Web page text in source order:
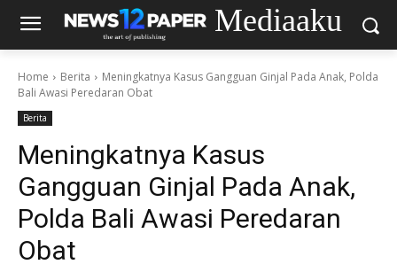
Mediaaku
Home Berita
Meningkatnya Kasus Gangguan Ginjal Pada Anak, Polda
Bali Awasi Peredaran Obat
Berita
Meningkatnya Kasus
Gangguan Ginjal Pada Anak,
Polda Bali Awasi Peredaran
Obat